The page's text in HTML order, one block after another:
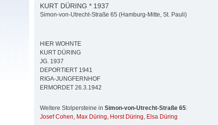
KURT DÜRING * 1937
Simon-von-Utrecht-Straße 65 (Hamburg-Mitte, St. Pauli)
HIER WOHNTE
KURT DÜRING
JG. 1937
DEPORTIERT 1941
RIGA-JUNGFERNHOF
ERMORDET 26.3.1942
Weitere Stolpersteine in Simon-von-Utrecht-Straße 65:
Josef Cohen, Max Düring, Horst Düring, Elsa Düring